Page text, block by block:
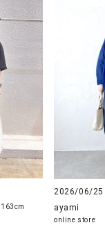
163cm
2026/06/25
ayami
online store